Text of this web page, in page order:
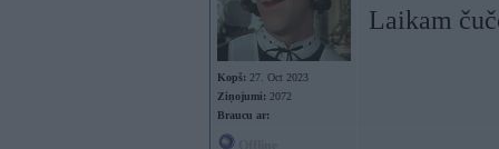
Kopš: 27. Oct 2023
Ziņojumi: 2072
Braucu ar:
Laikam